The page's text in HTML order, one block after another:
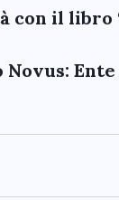
con il libro
Novus: